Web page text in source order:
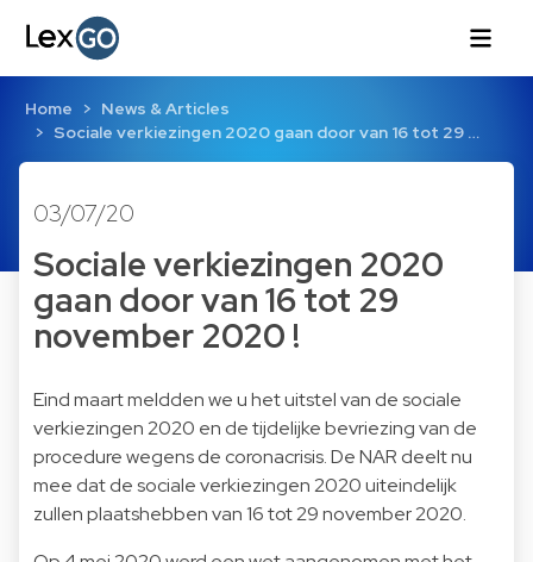
Home
News & Articles
Sociale verkiezingen 2020 gaan door van 16 tot 29 …
03/07/20
Sociale verkiezingen 2020
gaan door van 16 tot 29
november 2020 !
Eind maart meldden we u het uitstel van de sociale
verkiezingen 2020 en de tijdelijke bevriezing van de
procedure wegens de coronacrisis. De NAR deelt nu
mee dat de sociale verkiezingen 2020 uiteindelijk
zullen plaatshebben van 16 tot 29 november 2020.